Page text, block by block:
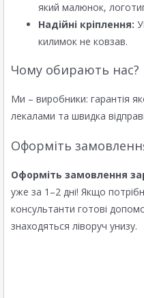
який малюнок,
Надійні кріплення:
килимок не ковзав.
Чому обирають нас?
Ми – виробники: гарантія
лекалами та швидка
Оформіть
Оформіть замовлення
уже за 1–2 дні! Якщо
консультанти готові
знаходяться ліворуч унизу.